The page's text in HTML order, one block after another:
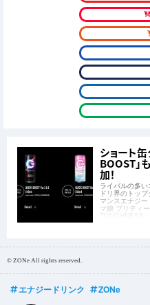
ショート
BOOST」
加！
ライバルの多
ドリ界のトッ
マンスエナジ
マ娘 プリティ
TOUGHNESS
© ZONe All rights reserved.
エナジードリンク ZONe